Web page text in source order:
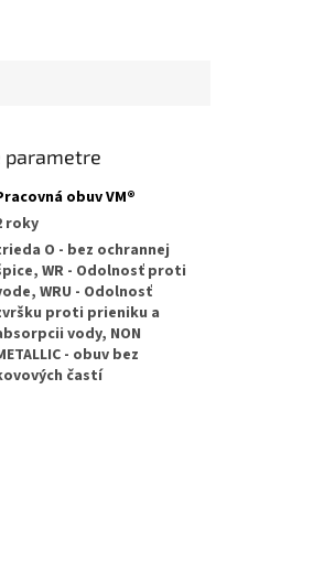
parametre
obuv VM®
roky
O - bez ochrannej
WR - Odolnosť proti
WRU - Odolnosť
proti prieniku a
vody, NON
- obuv bez
častí